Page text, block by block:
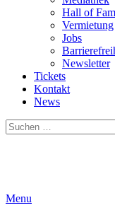
Hall of
Vermietung
Jobs
Newsletter
Tickets
Kontakt
News
Suchen
nach:
Menu